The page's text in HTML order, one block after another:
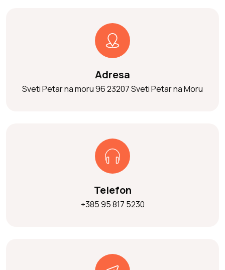
Adresa
Sveti Petar na moru 9623207 Sveti Petar na Moru
Telefon
+385 95 817 5230